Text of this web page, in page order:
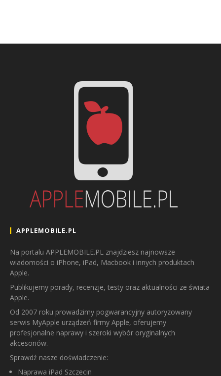
APPLEMOBILE.PL
Na portalu APPLEMOBILE.PL znajdziesz najnowsze
wiadomości o iPhone, iPad, Macbook i innych produktach
Apple.
Publikujemy porady, recenzje, testy oraz aktualności ze świata
Apple.
Od 2007 roku prowadzimy pogwarancyjny autoryzowany
serwis MyApple urządzeń firmy Apple, oferujemy
profesjonalne naprawy i szeroki wybór oryginalnych
akcesoriów.
Sprawdź nasze doświadczenie:
Naprawa iPad Szczecin